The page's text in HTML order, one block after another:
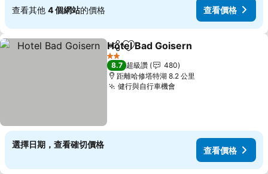
查看其他 4 個網站的價格 查看價格
分享 加入我的最愛
Hotel Bad Goisern
2 星級
8.7 超級讚
480
距離哈修塔特湖 8.2 公里
健行與自行車機會
選擇日期，查看確切價格
查看價格